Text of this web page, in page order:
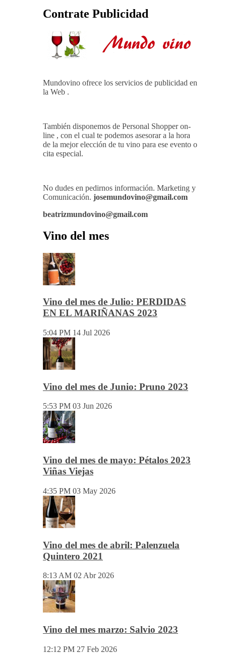
Contrate Publicidad
Mundovino ofrece los servicios de publicidad en
la Web .
También disponemos de Personal Shopper on-
line , con el cual te podemos asesorar a la hora
de la mejor elección de tu vino para ese evento o
cita especial.
No dudes en pedirnos información. Marketing y
Comunicación. josemundovino@gmail.com
beatrizmundovino@gmail.com
Vino del mes
Vino del mes de Julio: PERDIDAS
EN EL MARIÑANAS 2023
5:04 PM 14 Jul 2026
Vino del mes de Junio: Pruno 2023
5:53 PM 03 Jun 2026
Vino del mes de mayo: Pétalos 2023
Viñas Viejas
4:35 PM 03 May 2026
Vino del mes de abril: Palenzuela
Quintero 2021
8:13 AM 02 Abr 2026
Vino del mes marzo: Salvio 2023
12:12 PM 27 Feb 2026